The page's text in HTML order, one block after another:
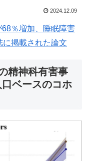
2024.12.09
％増加、睡眠障害
に掲載された論文
精神科有害事
ベースのコホ